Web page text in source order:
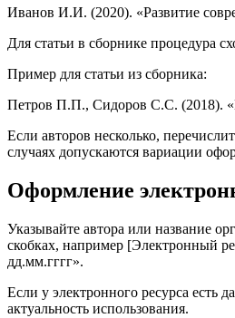
Иванов И.И. (2020). «Развитие
Для статьи в сборнике процедура
Пример для статьи из сборника:
Петров П.П., Сидоров С.С. (2018).
Если авторов несколько,
случаях допускаются вариации
Оформление
Указывайте автора или название
скобках, например [Электронный
дд.мм.гггг».
Если у электронного ресурса есть
актуальность использования.